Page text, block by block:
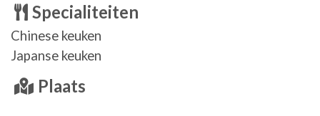
Specialiteiten
Chinese keuken
Japanse keuken
Plaats